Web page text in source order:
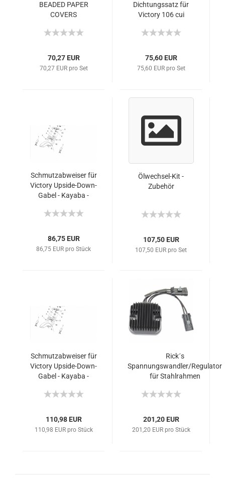
BEADED PAPER
COVERS
70,27 EUR
70,27 EUR pro Set
Dichtungssatz für
Victory 106 cui
75,60 EUR
75,60 EUR pro Set
Schmutzabweiser für
Victory Upside-Down-
Gabel - Kayaba -
86,75 EUR
86,75 EUR pro Stück
Ölwechsel-Kit -
Zubehör
107,50 EUR
107,50 EUR pro Set
Schmutzabweiser für
Victory Upside-Down-
Gabel - Kayaba -
110,98 EUR
110,98 EUR pro Stück
Rick´s
Spannungswandler/Regulator
für Stahlrahmen
201,20 EUR
201,20 EUR pro Stück